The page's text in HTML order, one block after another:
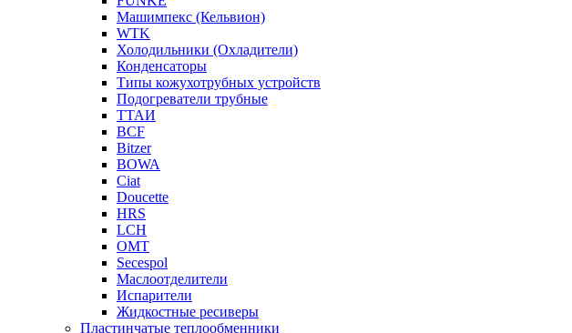
Машимпекс (Кельвион)
WTK
Холодильники (Охладители)
Конденсаторы
Типы кожухотрубных устройств
Подогреватели трубные
ТТАИ
BCF
Bitzer
BOWA
Ciat
Doucette
HRS
LCH
OMT
Secespol
Маслоотделители
Испарители
Жидкостные ресиверы
Пластинчатые теплообменники